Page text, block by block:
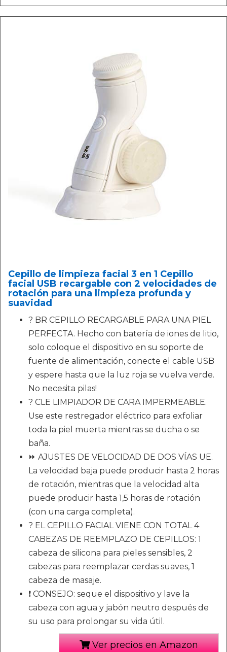
Cepillo de limpieza facial 3 en 1 Cepillo
facial USB recargable con 2 velocidades de
rotación para una limpieza profunda y
suavidad
? BR CEPILLO RECARGABLE PARA UNA PIEL
PERFECTA. Hecho con batería de iones de litio,
solo coloque el dispositivo en su soporte de
fuente de alimentación, conecte el cable USB
y espere hasta que la luz roja se vuelva verde.
No necesita pilas!
? CLE LIMPIADOR DE CARA IMPERMEABLE.
Use este restregador eléctrico para exfoliar
toda la piel muerta mientras se ducha o se
baña.
⏩ AJUSTES DE VELOCIDAD DE DOS VÍAS UE.
La velocidad baja puede producir hasta 2 horas
de rotación, mientras que la velocidad alta
puede producir hasta 1,5 horas de rotación
(con una carga completa).
? EL CEPILLO FACIAL VIENE CON TOTAL 4
CABEZAS DE REEMPLAZO DE CEPILLOS: 1
cabeza de silicona para pieles sensibles, 2
cabezas para reemplazar cerdas suaves, 1
cabeza de masaje.
❗ CONSEJO: seque el dispositivo y lave la
cabeza con agua y jabón neutro después de
su uso para prolongar su vida útil.
Ver precios en Amazon